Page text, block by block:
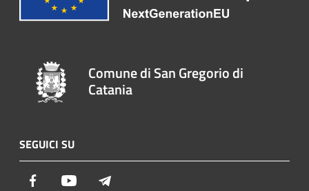
Comune di San Gregorio di
Catania
SEGUICI SU
Facebook Youtube